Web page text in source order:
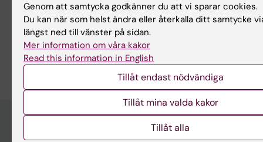
Dela
Genom att samtycka godkänner du att vi sparar cookies.
Du kan när som helst ändra eller återkalla ditt samtycke
längst ned till vänster på sidan.
Mer information om våra kakor
Read this information in English
Tillåt endast nödvändiga
Tillåt mina valda kakor
Tillåt alla